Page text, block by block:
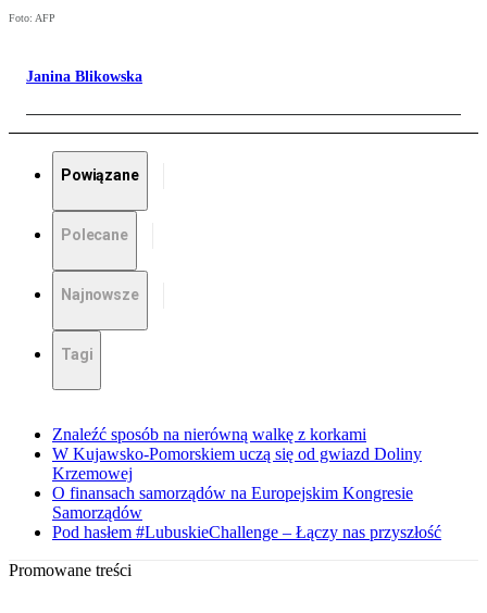
Foto: AFP
Janina Blikowska
Powiązane
Polecane
Najnowsze
Tagi
Znaleźć sposób na nierówną walkę z korkami
W Kujawsko-Pomorskiem uczą się od gwiazd Doliny
Krzemowej
O finansach samorządów na Europejskim Kongresie
Samorządów
Pod hasłem #LubuskieChallenge – Łączy nas przyszłość
Promowane treści